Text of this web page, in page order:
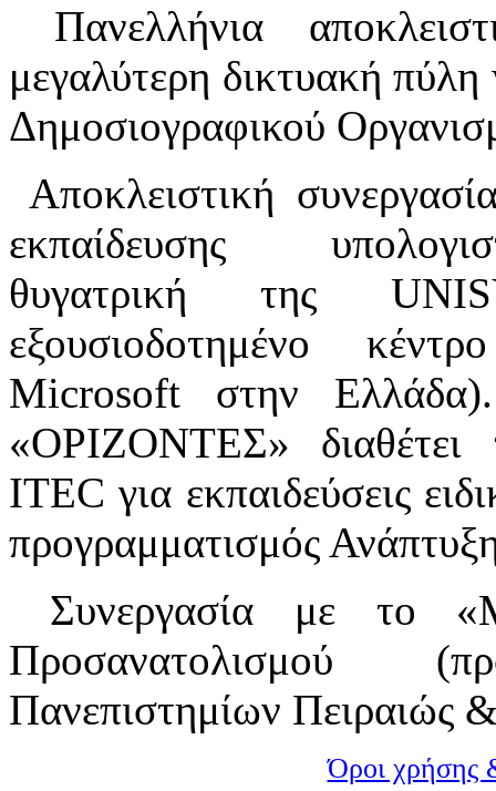
Πανελλήνια
μεγαλύτερη δικτυακή
Δημοσιογραφικού
Αποκλειστική
εκπαίδευσης
θυγατρική της
εξουσιοδοτημένο
Microsoft στην Ελλάδα).
«ΟΡΙΖΟΝΤΕΣ» διαθέτει
ITEC για εκπαιδεύσεις
προγραμματισμός
Συνεργασία με το
Προσανατολισμού
Πανεπιστημίων Πειραιώς
Όροι χρήσης